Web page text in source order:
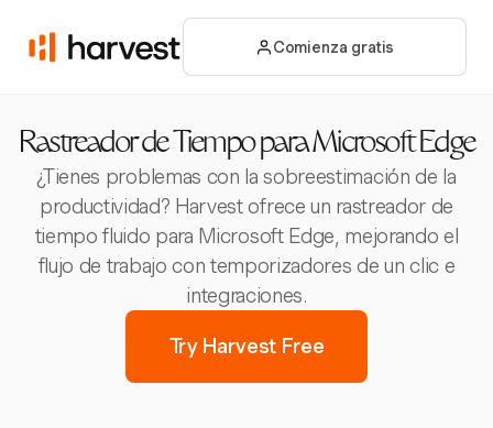
Comienza gratis
Rastreador de Tiempo para Microsoft Edge
¿Tienes problemas con la sobreestimación de la
productividad? Harvest ofrece un rastreador de
tiempo fluido para Microsoft Edge, mejorando el
flujo de trabajo con temporizadores de un clic e
integraciones.
Try Harvest Free